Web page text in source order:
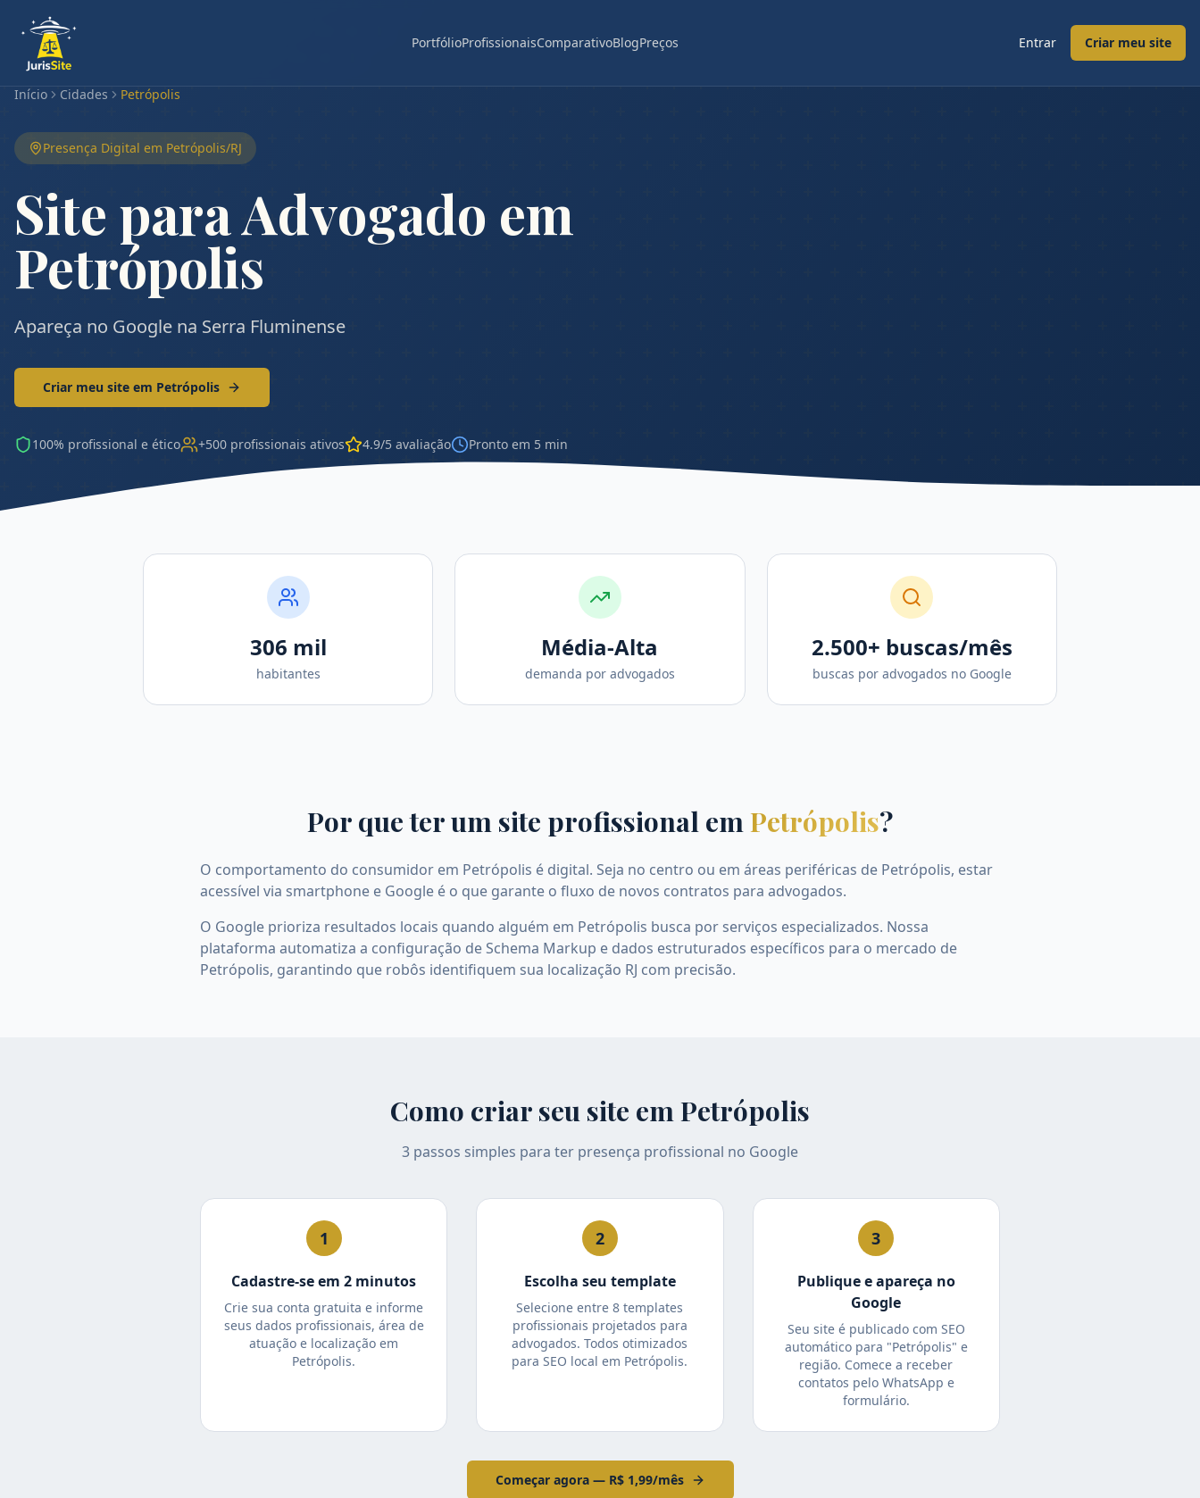
PortfólioProfissionaisComparativoBlogPreços Entrar Criar meu site
Início Cidades Petrópolis
Presença Digital em Petrópolis/RJ
Site para Advogado em
Petrópolis
Apareça no Google na Serra Fluminense
Criar meu site em Petrópolis
100% profissional e ético +500 profissionais ativos 4.9/5 avaliação Pronto em 5 min
306 mil
habitantes
Média-Alta
demanda por advogados
2.500+ buscas/mês
buscas por advogados no Google
Por que ter um site profissional emPetrópolis?
O comportamento do consumidor em Petrópolis é digital. Seja no centro ou em áreas periféricas de Petrópolis, estar
acessível via smartphone e Google é o que garante o fluxo de novos contratos para advogados.
O Google prioriza resultados locais quando alguém em Petrópolis busca por serviços especializados. Nossa
plataforma automatiza a configuração de Schema Markup e dados estruturados específicos para o mercado de
Petrópolis, garantindo que robôs identifiquem sua localização RJ com precisão.
Como criar seu site emPetrópolis
3 passos simples para ter presença profissional no Google
1
Cadastre-se em 2 minutos
Crie sua conta gratuita e informe
seus dados profissionais, área de
atuação e localização em
Petrópolis.
2
Escolha seu template
Selecione entre 8 templates
profissionais projetados para
advogados. Todos otimizados
para SEO local em Petrópolis.
3
Publique e apareça no
Google
Seu site é publicado com SEO
automático para "Petrópolis" e
região. Comece a receber
contatos pelo WhatsApp e
formulário.
Começar agora — R$ 1,99/mês